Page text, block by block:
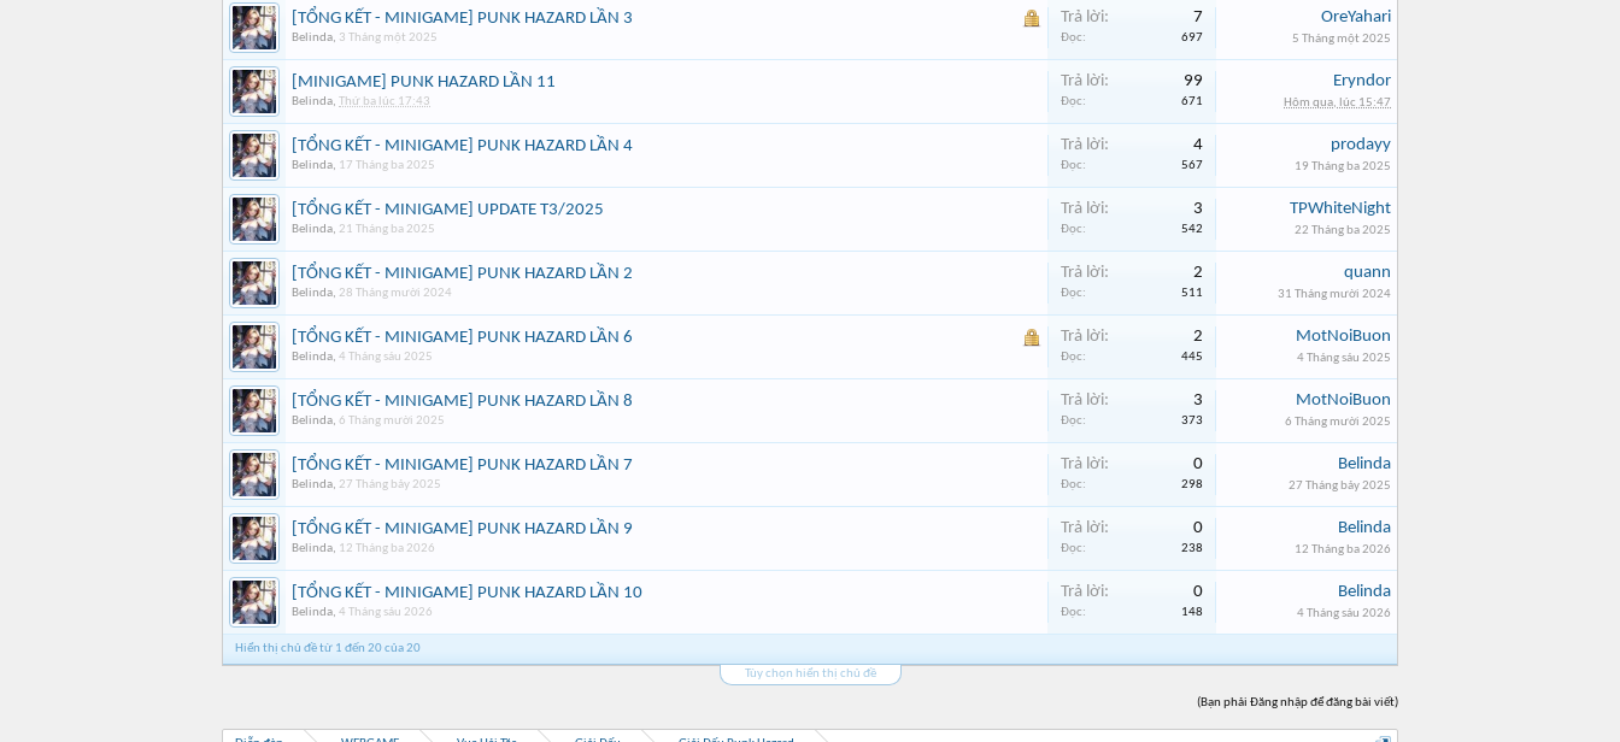
[TỔNG KẾT - MINIGAME] PUNK HAZARD LẦN 3
Belinda, 3 Tháng một 2025
Trả lời: 7
Đọc: 697
OreYahari
5 Tháng một 2025
[MINIGAME] PUNK HAZARD LẦN 11
Belinda, Thứ ba lúc 17:43
Trả lời: 99
Đọc: 671
Eryndor
Hôm qua, lúc 15:47
[TỔNG KẾT - MINIGAME] PUNK HAZARD LẦN 4
Belinda, 17 Tháng ba 2025
Trả lời: 4
Đọc: 567
prodayy
19 Tháng ba 2025
[TỔNG KẾT - MINIGAME] UPDATE T3/2025
Belinda, 21 Tháng ba 2025
Trả lời: 3
Đọc: 542
TPWhiteNight
22 Tháng ba 2025
[TỔNG KẾT - MINIGAME] PUNK HAZARD LẦN 2
Belinda, 28 Tháng mười 2024
Trả lời: 2
Đọc: 511
quann
31 Tháng mười 2024
[TỔNG KẾT - MINIGAME] PUNK HAZARD LẦN 6
Belinda, 4 Tháng sáu 2025
Trả lời: 2
Đọc: 445
MotNoiBuon
4 Tháng sáu 2025
[TỔNG KẾT - MINIGAME] PUNK HAZARD LẦN 8
Belinda, 6 Tháng mười 2025
Trả lời: 3
Đọc: 373
MotNoiBuon
6 Tháng mười 2025
[TỔNG KẾT - MINIGAME] PUNK HAZARD LẦN 7
Belinda, 27 Tháng bảy 2025
Trả lời: 0
Đọc: 298
Belinda
27 Tháng bảy 2025
[TỔNG KẾT - MINIGAME] PUNK HAZARD LẦN 9
Belinda, 12 Tháng ba 2026
Trả lời: 0
Đọc: 238
Belinda
12 Tháng ba 2026
[TỔNG KẾT - MINIGAME] PUNK HAZARD LẦN 10
Belinda, 4 Tháng sáu 2026
Trả lời: 0
Đọc: 148
Belinda
4 Tháng sáu 2026
Hiển thị chủ đề từ 1 đến 20 của 20
Tùy chọn hiển thị chủ đề
(Bạn phải Đăng nhập để đăng bài viết)